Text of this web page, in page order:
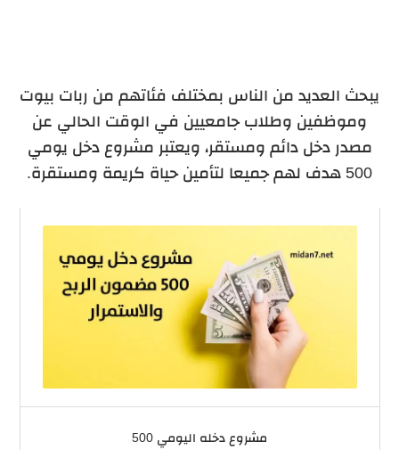
يبحث العديد من الناس بمختلف فئاتهم من ربات بيوت
وموظفين وطلاب جامعيين في الوقت الحالي عن
مصدر دخل دائم ومستقر، ويعتبر مشروع دخل يومي
500 هدف لهم جميعا لتأمين حياة كريمة ومستقرة.
مشروع دخله اليومي 500